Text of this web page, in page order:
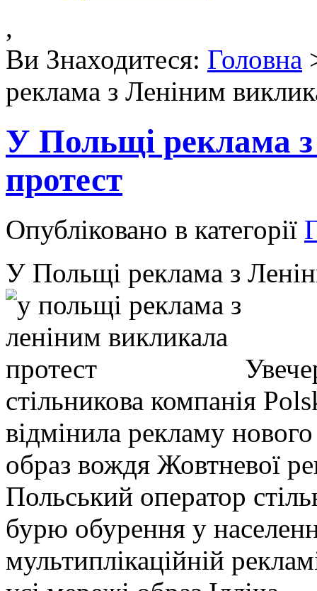
,
Ви Знаходитеся: Головна
реклама з Леніним
У Польщі реклама
протест
Опубліковано в категорії
У Польщі реклама з
стільникова компанія
відмінила рекламу
образ вождя Жовтневої
Польський оператор
бурю обурення у
мультиплікаційній